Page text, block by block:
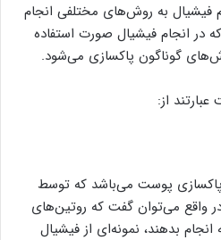
فیشیال به روش‌های مختلفی انجام
در انجام فیشیال صورت استفاده
گوناگون پاکسازی می‌شود.
از:
پوست می‌باشد که توسط
واقع می‌توان گفت که روتین‌های
بدهند، نمونه‌ای از فیشیال